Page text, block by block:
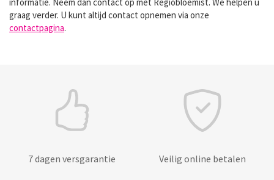
graag verder. U kunt altijd contact opnemen via onze
contactpagina.
7 dagen versgarantie Veilig online betalen